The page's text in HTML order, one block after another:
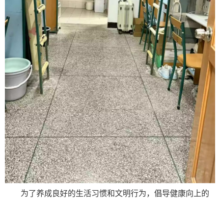
为了养成良好的生活习惯和文明行为，倡导健康向上的